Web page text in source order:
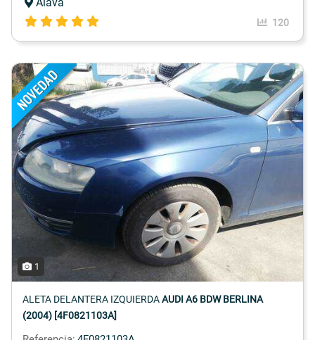
120
1
ALETA DELANTERA IZQUIERDAAUDI A6 BDW BERLINA
(2004) [4F0821103A]